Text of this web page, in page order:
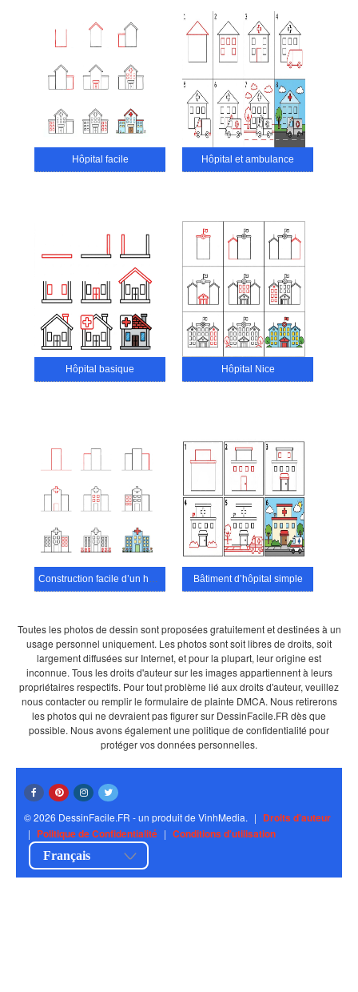
Hôpital facile Hôpital et ambulance
Hôpital basique Hôpital Nice
Construction facile d’un hôpital Bâtiment d’hôpital simple
Toutes les photos de dessin sont proposées gratuitement et destinées à un
usage personnel uniquement. Les photos sont soit libres de droits, soit
largement diffusées sur Internet, et pour la plupart, leur origine est
inconnue. Tous les droits d'auteur sur les images appartiennent à leurs
propriétaires respectifs. Pour tout problème lié aux droits d'auteur, veuillez
nous contacter ou remplir le formulaire de plainte DMCA. Nous retirerons
les photos qui ne devraient pas figurer sur DessinFacile.FR dès que
possible. Nous avons également une politique de confidentialité pour
protéger vos données personnelles.
© 2026 DessinFacile.FR - un produit de VinhMedia. | Droits d'auteur
| Politique de Confidentialité | Conditions d'utilisation
Français